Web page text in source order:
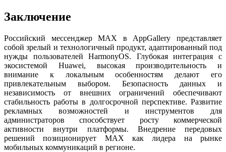
Заключение
Российский мессенджер MAX в AppGallery представляет
собой зрелый и технологичный продукт, адаптированный под
нужды пользователей HarmonyOS. Глубокая интеграция с
экосистемой Huawei, высокая производительность и
внимание к локальным особенностям делают его
привлекательным выбором. Безопасность данных и
независимость от внешних ограничений обеспечивают
стабильность работы в долгосрочной перспективе. Развитие
рекламных возможностей и инструментов для
администраторов способствует росту коммерческой
активности внутри платформы. Внедрение передовых
решений позиционирует MAX как лидера на рынке
мобильных коммуникаций в регионе.